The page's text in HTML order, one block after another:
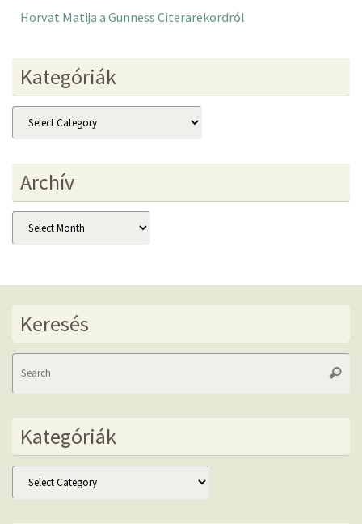
Horvat Matija a Gunness Citerarekordról
Kategóriák
Kategóriák
Archív
Archív
Keresés
Kategóriák
Kategóriák